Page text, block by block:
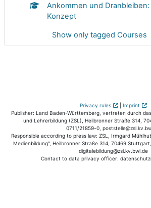
Ankommen und
Konzept
Show only tagged Courses
Privacy rules | Imprint
Publisher: Land Baden-Württemberg, vertreten durch
und Lehrerbildung (ZSL), Heilbronner Straße 314,
0711/21859-0,
Responsible according to press law: ZSL, Irmgard
Medienbildung", Heilbronner Straße 314, 70469
digitalebildung@zsl.kv.bwl.de
Contact to data privacy officer: